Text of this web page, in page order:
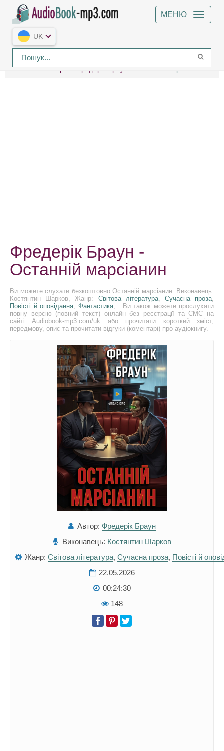
МЕНЮ
UK
Головна Автори Фредерік Браун Останній марсіанин
Фредерік Браун -
Останній марсіанин
Ви можете слухати безкоштовно Останній марсіанин. Виконавець:
Костянтин Шарков, Жанр: Світова література, Сучасна проза,
Повісті й оповідання, Фантастика, . Ви також можете прослухати
повну версію (повний текст) онлайн без реєстрації та СМС на
сайті Audiobook-mp3.com/uk або прочитати короткий зміст,
передмову, опис та прочитати відгуки (коментарі) про аудіокнигу.
Автор: Фредерік Браун
Виконавець: Костянтин Шарков
Жанр: Світова література, Сучасна проза, Повісті й
22.05.2026
00:24:30
148